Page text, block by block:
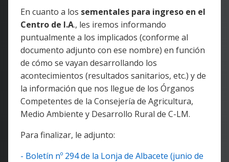
En cuanto a los sementales para ingreso en el
Centro de I.A., les iremos informando
puntualmente a los implicados (conforme al
documento adjunto con ese nombre) en función
de cómo se vayan desarrollando los
acontecimientos (resultados sanitarios, etc.) y de
la información que nos llegue de los Órganos
Competentes de la Consejería de Agricultura,
Medio Ambiente y Desarrollo Rural de C-LM.
Para finalizar, le adjunto:
- Boletín nº 294 de la Lonja de Albacete (junio de